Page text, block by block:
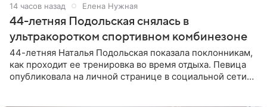
14 часов назад Елена Нужная
44-летняя Подольская снялась в
ультракоротком спортивном комбинезоне
44-летняя Наталья Подольская показала поклонникам,
как проходит ее тренировка во время отдыха. Певица
опубликовала на личной странице в социальной сети